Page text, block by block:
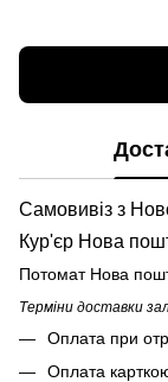
Самовивіз з
Кур'єр Нова
Потомат Нова
Терміни доставки
Оплата при
Оплата